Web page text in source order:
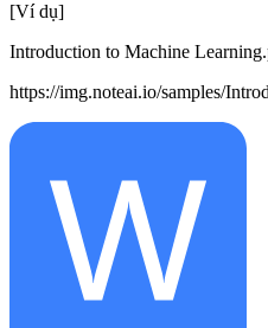
[Ví dụ]
Introduction to Machine
https://img.noteai.io/samples/